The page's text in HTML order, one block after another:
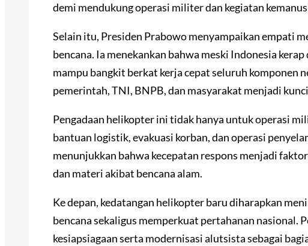
demi mendukung operasi militer dan kegiatan
Selain itu, Presiden Prabowo menyampaikan empati
bencana. Ia menekankan bahwa meski Indonesia
mampu bangkit berkat kerja cepat seluruh komponen
pemerintah, TNI, BNPB, dan masyarakat menjadi
Pengadaan helikopter ini tidak hanya untuk operasi
bantuan logistik, evakuasi korban, dan operasi
menunjukkan bahwa kecepatan respons menjadi
dan materi akibat bencana alam.
Ke depan, kedatangan helikopter baru diharapkan
bencana sekaligus memperkuat pertahanan nasional.
kesiapsiagaan serta modernisasi alutsista sebagai